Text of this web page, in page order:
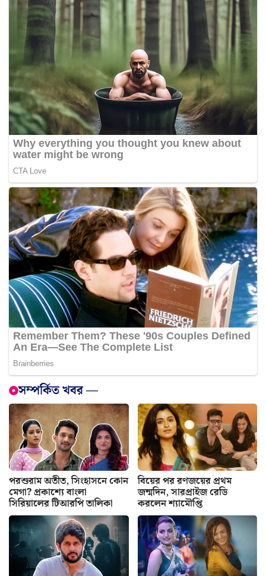
সম্পর্কিত খবর —
পরশুরাম অতীত, সিংহাসনে কোন
মেগা? প্রকাশ্যে বাংলা
সিরিয়ালের টিআরপি তালিকা
বিয়ের পর রণজয়ের প্রথম
জন্মদিন, সারপ্রাইজ রেডি
করলেন শ্যামৌপ্তি